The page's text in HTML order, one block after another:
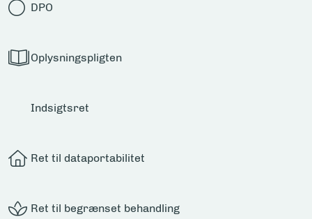
DPO
Oplysningspligten
Indsigtsret
Ret til dataportabilitet
Ret til begrænset behandling